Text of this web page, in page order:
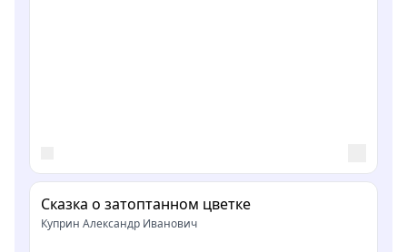
Сказка о затоптанном цветке
Куприн Александр Иванович